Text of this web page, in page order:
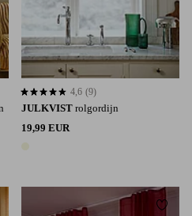
JULKVIST rolgordijn
19,99 EUR
4,6 op basis van 9 beoordelingen
4,6 (9)
aan favorieten